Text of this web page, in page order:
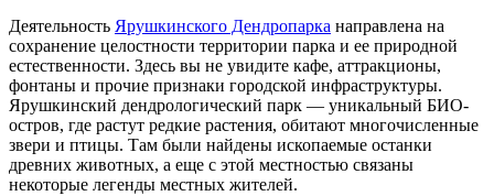
Деятельность Ярушкинского Дендропарка направлена на
сохранение целостности территории парка и ее природной
естественности. Здесь вы не увидите кафе, аттракционы,
фонтаны и прочие признаки городской инфраструктуры.
Ярушкинский дендрологический парк — уникальный БИО-
остров, где растут редкие растения, обитают многочисленные
звери и птицы. Там были найдены ископаемые останки
древних животных, а еще с этой местностью связаны
некоторые легенды местных жителей.